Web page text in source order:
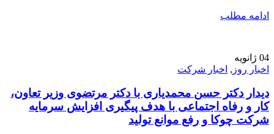
ادامه مطلب
04 ژانویه
اخبار روز , اخبار شرکت
دیدار دکتر حسن محمدیاری با دکتر مرتضوی وزیر تعاون،
کار و رفاه اجتماعی با هدف پیگیری افزایش سرمایه
شرکت چوکا و رفع موانع تولید